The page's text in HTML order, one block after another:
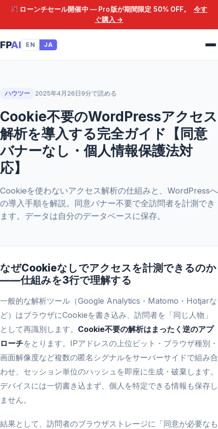
ローンチセール開催中 — Pro版が期間限定 50% OFF。 今す
ぐ購入 →
FPAI EN JA
ハウツー 2025年4月26日 9分で読める
Cookie不要のWordPressアクセス
解析を導入する完全ガイド【同意
バナーなし・個人情報保護法対
応】
Cookieを使わないアクセス解析の仕組みと、WordPressへ
の導入手順を解説。同意バナー不要で全訪問者を計測でき
ます。データは自分のデータベースに保存。
なぜCookieなしでアクセスを計測できるのか
――仕組みを3行で理解する
一般的な解析ツール（Google Analytics・Matomo・Hotjarな
ど）はブラウザにCookieを書き込み、訪問者を「同じ人物」
として再識別します。 Cookie不要の解析はまったく逆のアプ
ローチをとります。IPアドレスの上位ビット・ブラウザ種別・
画面解像度など複数の匿名シグナルをサーバーサイドで組み合
わせ、セッション単位のハッシュを即座に生成・破棄します。
デバイスには一切書き込まず、個人を特定できる情報も保存し
ません。
結果として、訪問者のブラウザストレージに「同意が必要なも